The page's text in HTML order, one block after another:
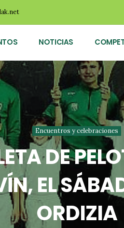
NOTICIAS
Encuentros y celebraciones
DE
EL
ORDIZIA